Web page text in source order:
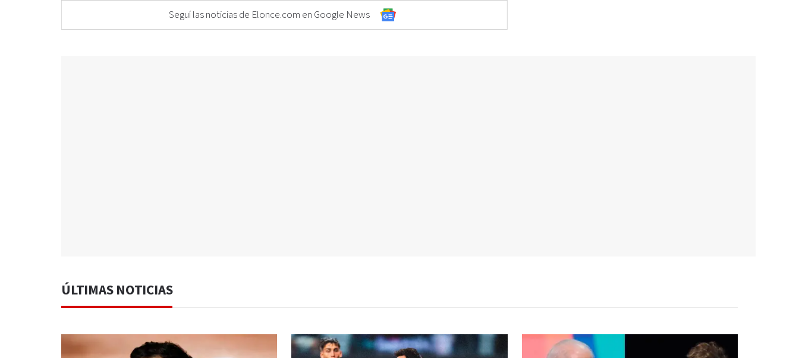
Seguí las noticias de Elonce.com en Google News
ÚLTIMAS NOTICIAS